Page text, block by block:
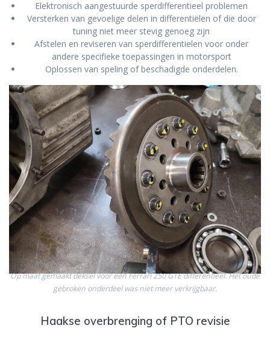
Elektronisch aangestuurde sperdifferentieel problemen
Versterken van gevoelige delen in differentiëlen of die door
tuning niet meer stevig genoeg zijn
Afstelen en reviseren van sperdifferentielen voor onder
andere specifieke toepassingen in motorsport
Oplossen van speling of beschadigde onderdelen.
Op maat gemaakt deksel voor een Ferrari 250 GTE differentieel. Het oude
gebroken onderdeel was niet meer verkrijgbaar.
Haakse overbrenging of PTO revisie